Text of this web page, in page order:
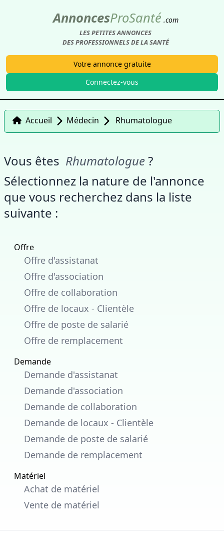
AnnoncesProSanté .com
LES PETITES ANNONCES
DES PROFESSIONNELS DE LA SANTÉ
Votre annonce gratuite
Connectez-vous
Accueil Médecin Rhumatologue
Vous êtes Rhumatologue?
Sélectionnez la nature de l'annonce
que vous recherchez dans la liste
suivante :
Offre
Offre d'assistanat
Offre d'association
Offre de collaboration
Offre de locaux - Clientèle
Offre de poste de salarié
Offre de remplacement
Demande
Demande d'assistanat
Demande d'association
Demande de collaboration
Demande de locaux - Clientèle
Demande de poste de salarié
Demande de remplacement
Matériel
Achat de matériel
Vente de matériel